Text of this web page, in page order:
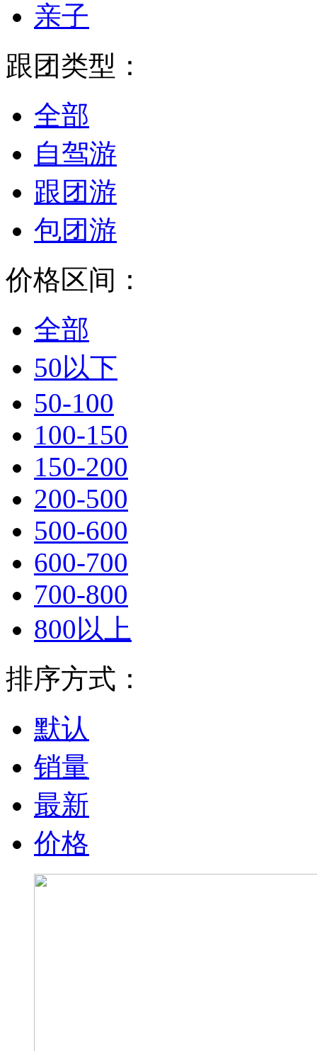
亲子
跟团类型：
全部
自驾游
跟团游
包团游
价格区间：
全部
50以下
50-100
100-150
150-200
200-500
500-600
600-700
700-800
800以上
排序方式：
默认
销量
最新
价格